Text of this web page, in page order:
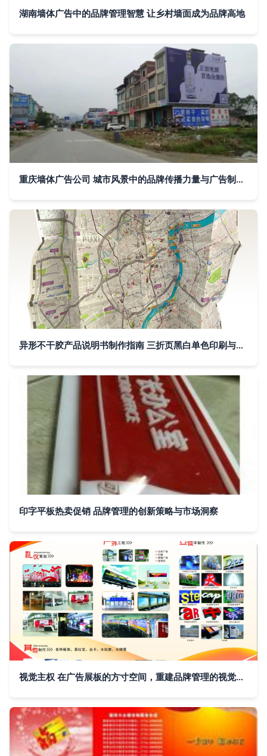
湖南墙体广告中的品牌管理智慧 让乡村墙面成为品牌高地
重庆墙体广告公司 城市风景中的品牌传播力量与广告制作艺术
异形不干胶产品说明书制作指南 三折页黑白单色印刷与工厂品牌管理
印字平板热卖促销 品牌管理的创新策略与市场洞察
视觉主权 在广告展板的方寸空间，重建品牌管理的视觉力量